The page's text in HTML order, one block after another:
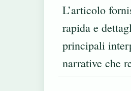
L’articolo
rapida e
principali
narrative che